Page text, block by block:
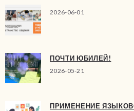
2026-06-01
ПОЧТИ ЮБИЛЕЙ!
2026-05-21
ПРИМЕНЕНИЕ